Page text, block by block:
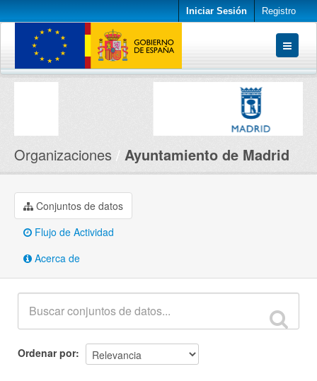
Iniciar Sesión Registro
Conjuntos de datos
Organizaciones Ayuntamiento de Madrid
Conjuntos de datos
Flujo de Actividad
Acerca de
Ordenar por